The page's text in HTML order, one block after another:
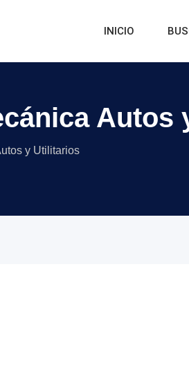
INICIO
Autos
y Utilitarios